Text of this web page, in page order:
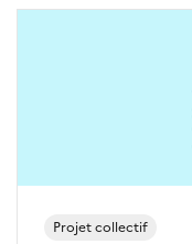
Projet collectif